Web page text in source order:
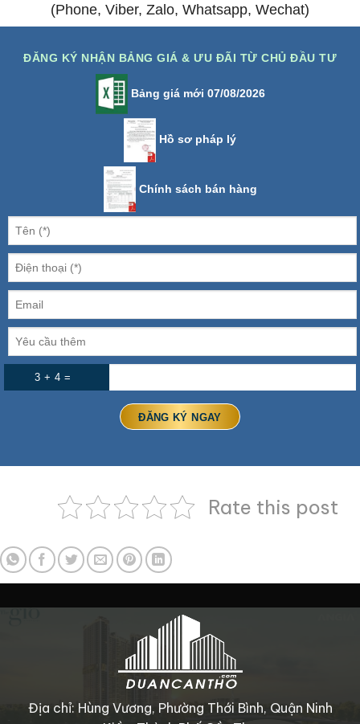
(Phone, Viber, Zalo, Whatsapp, Wechat)
ĐĂNG KÝ NHẬN BẢNG GIÁ & ƯU ĐÃI TỪ CHỦ ĐẦU TƯ
Bảng giá mới 07/08/2026
Hồ sơ pháp lý
Chính sách bán hàng
3 + 4 =
Rate this post
Địa chỉ: Hùng Vương, Phường Thới Bình, Quận Ninh